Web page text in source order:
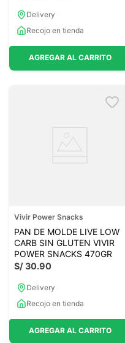
Delivery
Recojo en tienda
AGREGAR AL CARRITO
Vivir Power Snacks
PAN DE MOLDE LIVE LOW
CARB SIN GLUTEN VIVIR
POWER SNACKS 470GR
S/30.90
Delivery
Recojo en tienda
AGREGAR AL CARRITO